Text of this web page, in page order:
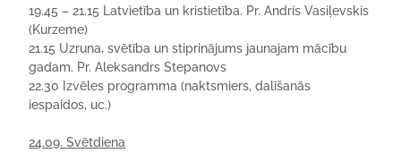
19.45 – 21.15 Latvietība un kristietība. Pr. Andris Vasiļevskis
(Kurzeme)
21.15 Uzruna, svētība un stiprinājums jaunajam mācību
gadam. Pr. Aleksandrs Stepanovs
22.30 Izvēles programma (naktsmiers, dalīšanās
iespaidos, uc.)
24.09. Svētdiena